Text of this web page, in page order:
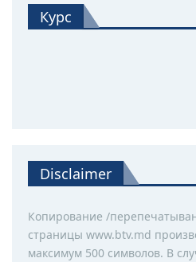
Курс
Disclaimer
Копирование /
страницы www.btv.md
максимум 500 символов. В